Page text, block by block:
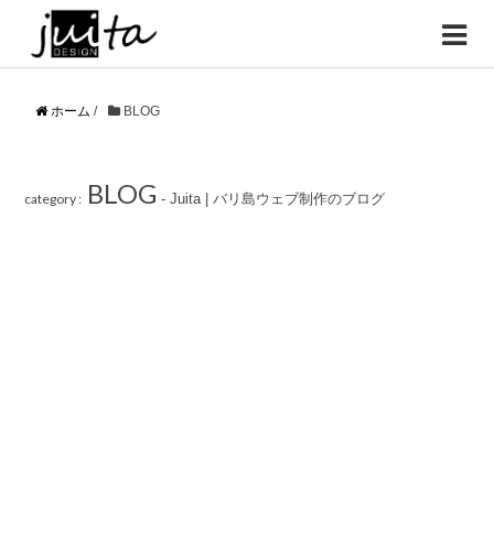
ホーム / BLOG
category : BLOG - Juita | バリ島ウェブ制作のブログ